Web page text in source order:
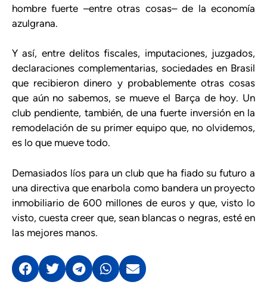
hombre fuerte –entre otras cosas– de la economía
azulgrana.
Y así, entre delitos fiscales, imputaciones, juzgados,
declaraciones complementarias, sociedades en Brasil
que recibieron dinero y probablemente otras cosas
que aún no sabemos, se mueve el Barça de hoy. Un
club pendiente, también, de una fuerte inversión en la
remodelación de su primer equipo que, no olvidemos,
es lo que mueve todo.
Demasiados líos para un club que ha fiado su futuro a
una directiva que enarbola como bandera un proyecto
inmobiliario de 600 millones de euros y que, visto lo
visto, cuesta creer que, sean blancas o negras, esté en
las mejores manos.